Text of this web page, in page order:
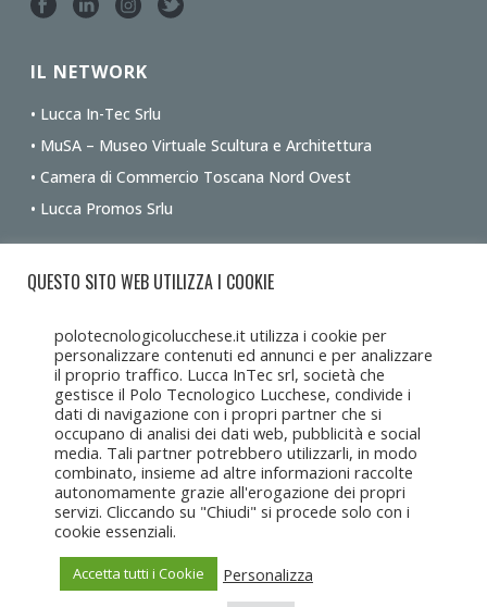
IL NETWORK
• Lucca In-Tec Srlu
• MuSA – Museo Virtuale Scultura e Architettura
• Camera di Commercio Toscana Nord Ovest
• Lucca Promos Srlu
Ottieni le indicazioni stradali dalla tua posizione
QUESTO SITO WEB UTILIZZA I COOKIE
polotecnologicolucchese.it utilizza i cookie per
personalizzare contenuti ed annunci e per analizzare
il proprio traffico. Lucca InTec srl, società che
gestisce il Polo Tecnologico Lucchese, condivide i
dati di navigazione con i propri partner che si
occupano di analisi dei dati web, pubblicità e social
media. Tali partner potrebbero utilizzarli, in modo
combinato, insieme ad altre informazioni raccolte
autonomamente grazie all'erogazione dei propri
servizi. Cliccando su "Chiudi" si procede solo con i
cookie essenziali.
Accetta tutti i Cookie Personalizza